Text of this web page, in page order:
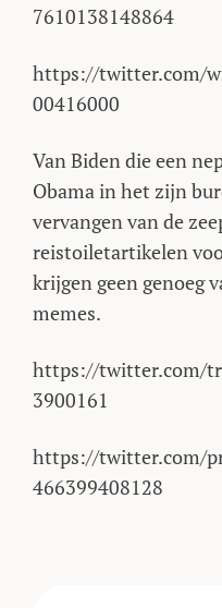
7610138148864
https://twitter.com/
00416000
Van Biden die een
Obama in het zijn
vervangen van de
reistoiletartikelen
krijgen geen genoeg
memes.
https://twitter.com/
3900161
https://twitter.com/
466399408128